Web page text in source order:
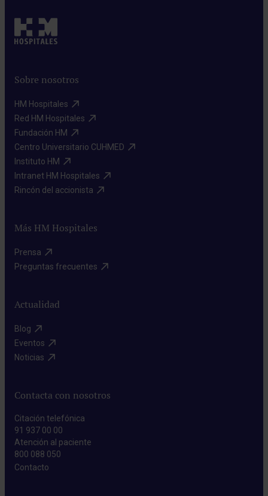
Sobre nosotros
HM Hospitales​
Red HM Hospitales​
Fundación HM​
Centro Universitario CUHMED​
Instituto HM​
Intranet HM Hospitales​
Rincón del accionista​
Más HM Hospitales
Prensa​
Preguntas frecuentes​
Actualidad
Blog​
Eventos​
Noticias​
Contacta con nosotros
Citación telefónica
91 937 00 00
Atención al paciente
800 088 050
Contacto​